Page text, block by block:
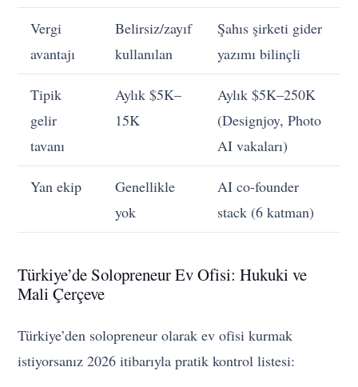
Vergi
avantajı
Belirsiz/zayıf
kullanılan
Şahıs şirketi gider
yazımı bilinçli
Tipik
gelir
tavanı
Aylık $5K–
15K
Aylık $5K–250K
(Designjoy, Photo
AI vakaları)
Yan ekip
Genellikle
yok
AI co-founder
stack (6 katman)
Türkiye’de Solopreneur Ev Ofisi: Hukuki ve
Mali Çerçeve
Türkiye’den solopreneur olarak ev ofisi kurmak
istiyorsanız 2026 itibarıyla pratik kontrol listesi: